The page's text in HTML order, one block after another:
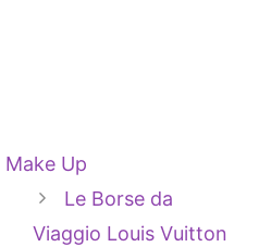
Make Up
Le Borse da
Viaggio Louis Vuitton